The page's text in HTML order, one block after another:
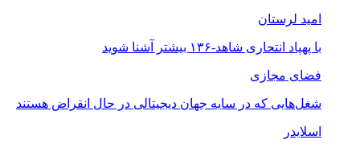
امید لرستان
با پهپاد انتحاری شاهد-۱۳۶ بیشتر آشنا شوید
فضای مجازی
شغل‌‌هایی که در سایه جهان دیجیتالی در حال انقراض هستند
اسلایدر